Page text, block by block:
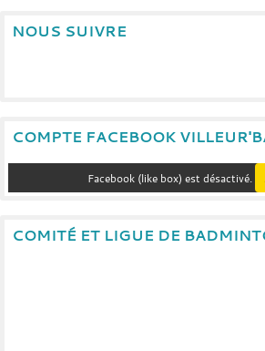
NOUS SUIVRE
COMPTE FACEBOOK
Facebook (like box) est désactivé.
COMITÉ ET LIGUE DE